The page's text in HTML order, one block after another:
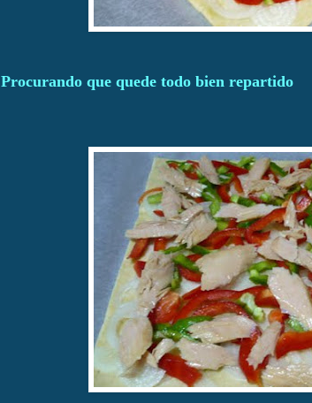
Procurando que quede todo bien repartido